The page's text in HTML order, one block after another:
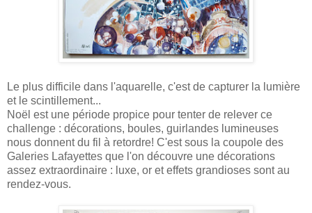
Le plus difficile dans l'aquarelle, c'est de capturer la lumière
et le scintillement...
Noël est une période propice pour tenter de relever ce
challenge : décorations, boules, guirlandes lumineuses
nous donnent du fil à retordre! C'est sous la coupole des
Galeries Lafayettes que l'on découvre une décorations
assez extraordinaire : luxe, or et effets grandioses sont au
rendez-vous.